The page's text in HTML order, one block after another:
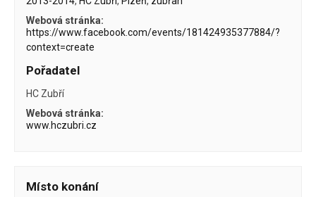
Webová stránka:
https://www.facebook.com/events/181424935377884/?
context=create
Pořadatel
HC Zubří
Webová stránka:
www.hczubri.cz
Místo konání